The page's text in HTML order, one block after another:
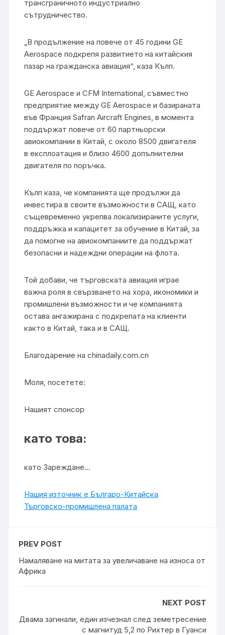
трансграничното индустриално
сътрудничество.
„В продължение на повече от 45 години GE
Aerospace подкрепя развитието на китайския
пазар на гражданска авиация“, каза Кълп.
GE Aerospace и CFM International, съвместно
предприятие между GE Aerospace и базираната
във Франция Safran Aircraft Engines, в момента
поддържат повече от 60 партньорски
авиокомпании в Китай, с около 8500 двигателя
в експлоатация и близо 4600 допълнителни
двигателя по поръчка.
Кълп каза, че компанията ще продължи да
инвестира в своите възможности в САЩ, като
същевременно укрепва локализираните услуги,
поддръжка и капацитет за обучение в Китай, за
да помогне на авиокомпаниите да поддържат
безопасни и надеждни операции на флота.
Той добави, че търговската авиация играе
важна роля в свързването на хора, икономики и
промишлени възможности и че компанията
остава ангажирана с подкрепата на клиенти
както в Китай, така и в САЩ.
Благодарение на chinadaily.com.cn
Моля, посетете:
Нашият спонсор
като това:
като Зареждане…
Нашия източник е Българо-Китайска
Търговско-промишлена палaта
PREV POST
Намаляване на митата за увеличаване на износа от
Африка
NEXT POST
Двама загинали, един изчезнал след земетресение
с магнитуд 5,2 по Рихтер в Гуанси